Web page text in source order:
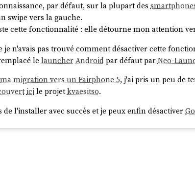
par défaut, sur la plupart des
swipe vers la gauche.
cette fonctionnalité : elle détourne mon attention
je n'avais pas trouvé comment désactiver cette
le launcherAndroidpar défaut parNeo-
ma migration vers un Fairphone 5, j'ai pris un peu de
icile projetkvaesitso.
de l'installer avec succès et je peux enfin désactiver